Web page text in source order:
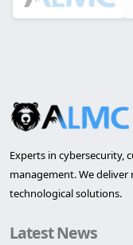
Experts in cybersecurity,
management. We deliver
technological solutions.
Latest News